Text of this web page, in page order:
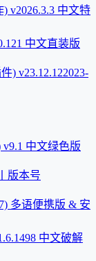
) v2026.3.3 中文特
中文直装版
) v23.12.122023-
中文绿色版
版本号
多语便携版 & 安
中文破解